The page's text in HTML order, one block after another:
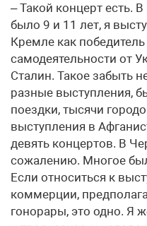
– Такой концерт есть.
было 9 и 11 лет, я
Кремле как
самодеятельности от
Сталин. Такое забыть
разные выступления,
поездки, тысячи
выступления в
девять концертов. В
сожалению. Многое
Если относиться к
коммерции,
гонорары, это одно. Я